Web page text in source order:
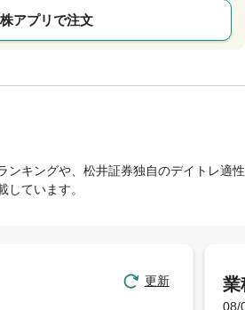
株アプリで注文
ンキングや、松井証券独自のデイトレ適性
しています。